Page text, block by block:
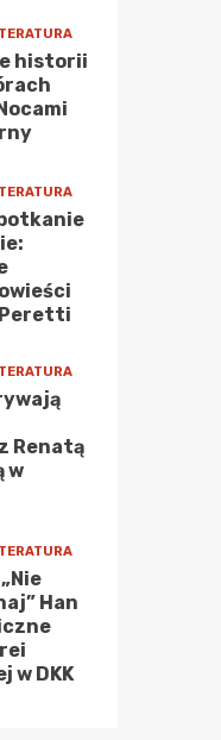
historii
Peretti
Renatą
w
Han
w DKK